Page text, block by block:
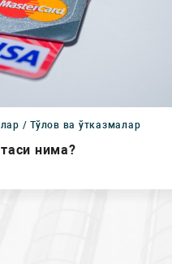
/ Тўлов ва ўтказмалар
нима?